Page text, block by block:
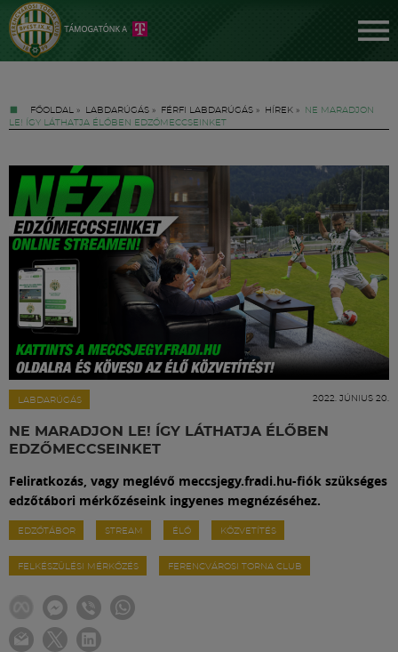
FŐOLDAL » LABDARÚGÁS » FÉRFI LABDARÚGÁS » HÍREK »
NE MARADJON
LE! ÍGY LÁTHATJA ÉLŐBEN EDZŐMECCSEINKET
LABDARÚGÁS 2022. JÚNIUS 20.
NE MARADJON LE! ÍGY LÁTHATJA ÉLŐBEN
EDZŐMECCSEINKET
Feliratkozás, vagy meglévő meccsjegy.fradi.hu-fiók szükséges
edzőtábori mérkőzéseink ingyenes megnézéséhez.
EDZŐTÁBOR STREAM ÉLŐ KÖZVETÍTÉS
FELKÉSZÜLÉSI MÉRKŐZÉS FERENCVÁROSI TORNA CLUB
Jegyek
FM YouTube +
Hírek
Labdarúgás
Meccscenter
Klub
Szolgáltatások